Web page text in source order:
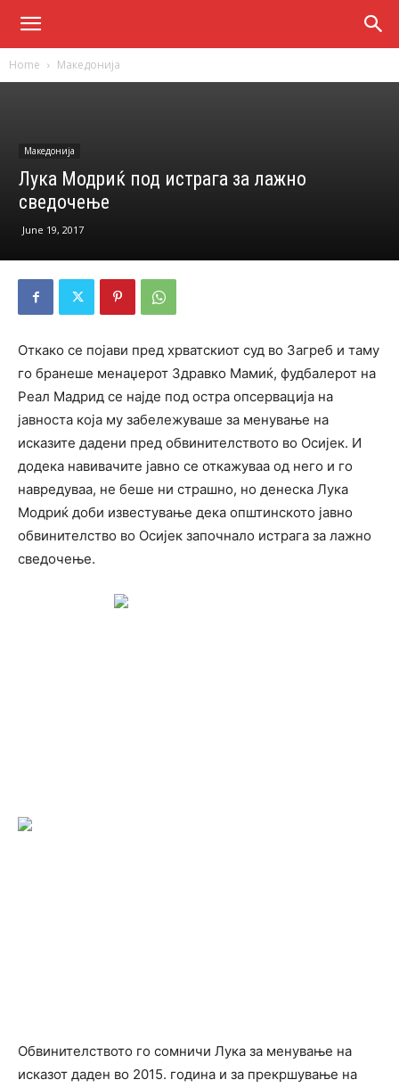
Home Македонија
Македонија
Лука Модриќ под истрага за лажно
сведочење
June 19, 2017
Откако се појави пред хрватскиот суд во Загреб и таму
го бранеше менаџерот Здравко Мамиќ, фудбалерот на
Реал Мадрид се најде под остра опсервација на
јавноста која му забележуваше за менување на
исказите дадени пред обвинителството во Осијек. И
додека навивачите јавно се откажуваа од него и го
навредуваа, не беше ни страшно, но денеска Лука
Модриќ доби известување дека општинското јавно
обвинителство во Осијек започнало истрага за лажно
сведочење.
Обвинителството го сомничи Лука за менување на
исказот даден во 2015. година и за прекршување на